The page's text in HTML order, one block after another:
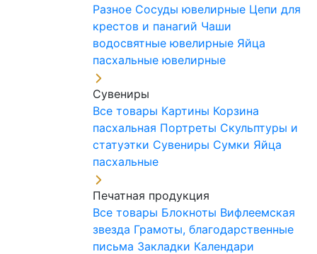
Разное Сосуды ювелирные Цепи для
крестов и панагий Чаши
водосвятные ювелирные Яйца
пасхальные ювелирные
Сувениры
Все товары Картины Корзина
пасхальная Портреты Скульптуры и
статуэтки Сувениры Сумки Яйца
пасхальные
Печатная продукция
Все товары Блокноты Вифлеемская
звезда Грамоты, благодарственные
письма Закладки Календари